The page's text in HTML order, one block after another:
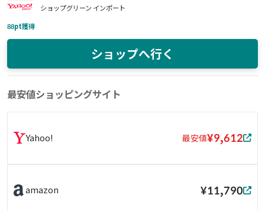
ショップグリーン インポート
88pt獲得
ショップへ行く
最安値ショッピングサイト
Yahoo! 最安値¥9,612
amazon ¥11,790